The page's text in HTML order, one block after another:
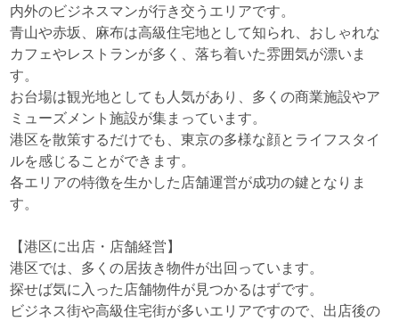
内外のビジネスマンが行き交うエリアです。
青山や赤坂、麻布は高級住宅地として知られ、おしゃれな
カフェやレストランが多く、落ち着いた雰囲気が漂いま
す。
お台場は観光地としても人気があり、多くの商業施設やア
ミューズメント施設が集まっています。
港区を散策するだけでも、東京の多様な顔とライフスタイ
ルを感じることができます。
各エリアの特徴を生かした店舗運営が成功の鍵となりま
す。
【港区に出店・店舗経営】
港区では、多くの居抜き物件が出回っています。
探せば気に入った店舗物件が見つかるはずです。
ビジネス街や高級住宅街が多いエリアですので、出店後の